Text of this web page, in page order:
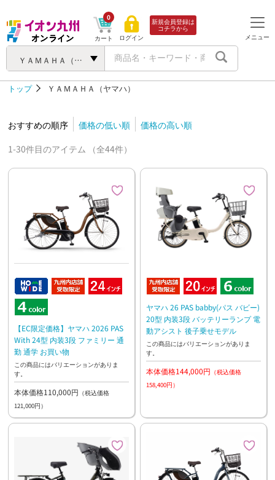
ＹＡＭＡＨＡ（ヤマハ）
カート
0
ログイン
新規会員登録は
コチラから
メニュー
トップ ＹＡＭＡＨＡ（ヤマハ）
おすすめの順序 価格の低い順
価格の高い順
1-30件目のアイテム （全44件）
【EC限定価格】ヤマハ 2026 PAS
With 24型 内装3段 ファミリー 通
勤 通学 お買い物
この商品にはバリエーションがありま
す。
本体価格110,000円 （税込価格
121,000円）
ヤマハ 26 PAS babby(パス バビー)
20型 内装3段 バッテリーランプ 電
動アシスト 後子乗せモデル
この商品にはバリエーションがありま
す。
本体価格144,000円 （税込価格
158,400円）